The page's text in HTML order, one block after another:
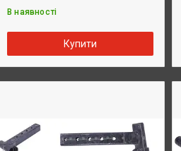
В наявності
Купити